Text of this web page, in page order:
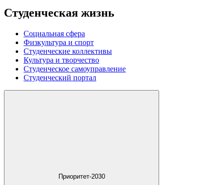
Студенческая жизнь
Социальная сфера
Физкультура и спорт
Студенческие коллективы
Культура и творчество
Студенческое самоуправление
Студенческий портал
Приоритет-2030